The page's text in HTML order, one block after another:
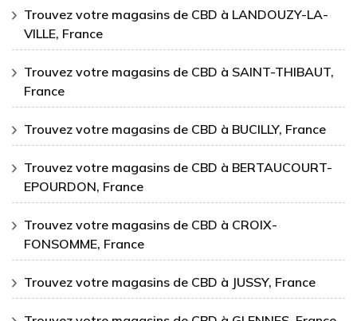
Trouvez votre magasins de CBD à LANDOUZY-LA-
VILLE, France
Trouvez votre magasins de CBD à SAINT-THIBAUT,
France
Trouvez votre magasins de CBD à BUCILLY, France
Trouvez votre magasins de CBD à BERTAUCOURT-
EPOURDON, France
Trouvez votre magasins de CBD à CROIX-
FONSOMME, France
Trouvez votre magasins de CBD à JUSSY, France